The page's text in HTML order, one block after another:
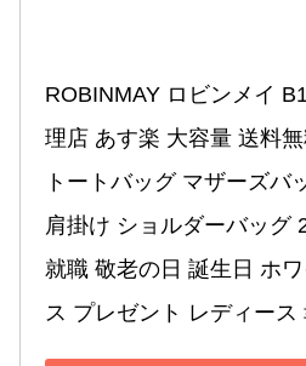
ROBINMAY ロビンメイ
理店 あす楽 大容量 送料
トートバッグ マザーズバ
肩掛け ショルダーバッグ
就職 敬老の日 誕生日 ホ
ス プレゼント レディース